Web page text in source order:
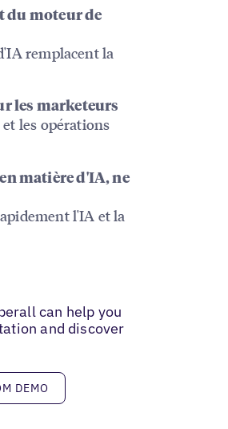
du moteur de
remplacent la
les marketeurs
les opérations
matière d'IA, ne
l'IA et la
can help you
and discover
DEMO